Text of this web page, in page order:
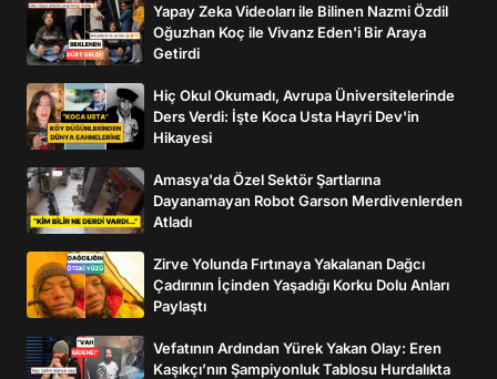
Yapay Zeka Videoları ile Bilinen Nazmi Özdil
Oğuzhan Koç ile Vivanz Eden'i Bir Araya
Getirdi
Hiç Okul Okumadı, Avrupa Üniversitelerinde
Ders Verdi: İşte Koca Usta Hayri Dev'in
Hikayesi
Amasya'da Özel Sektör Şartlarına
Dayanamayan Robot Garson Merdivenlerden
Atladı
Zirve Yolunda Fırtınaya Yakalanan Dağcı
Çadırının İçinden Yaşadığı Korku Dolu Anları
Paylaştı
Vefatının Ardından Yürek Yakan Olay: Eren
Kaşıkçı’nın Şampiyonluk Tablosu Hurdalıkta